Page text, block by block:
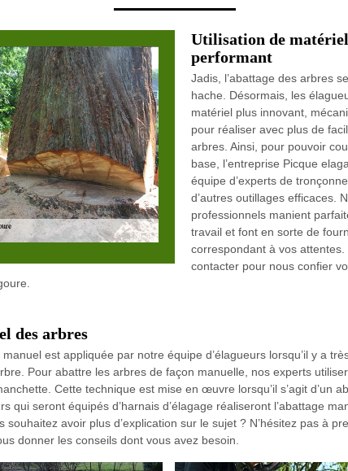
Utilisation de
performant
Jadis, l’abattage des arbres
hache. Désormais, les
matériel plus innovant,
pour réaliser avec plus de
arbres. Ainsi, pour pouvoir
base, l’entreprise Picque
équipe d’experts de
d’autres outillages efficaces.
professionnels manient
travail et font en sorte de
correspondant à vos attentes.
contacter pour nous confier
des arbres
est appliquée par notre équipe d’élagueurs lorsqu’il y a
Pour abattre les arbres de façon manuelle, nos experts
Cette technique est mise en œuvre lorsqu’il s’agit d’un
qui seront équipés d’harnais d’élagage réaliseront l’abattage
souhaitez avoir plus d’explication sur le sujet ? N’hésitez pas à
donner les conseils dont vous avez besoin.